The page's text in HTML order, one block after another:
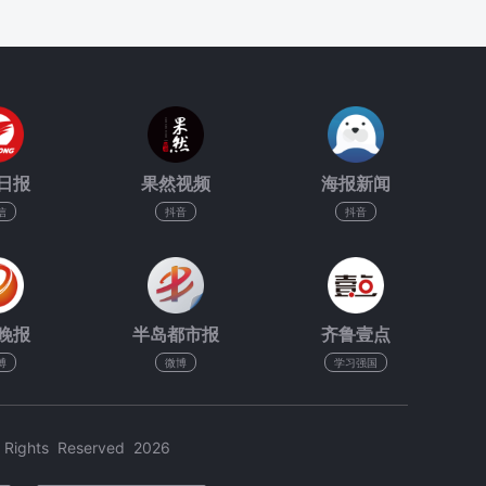
报 果然视频
抖音
海报新闻
抖音
报 半岛都市报
微博
齐鲁壹点
学习强国
Reserved 2026